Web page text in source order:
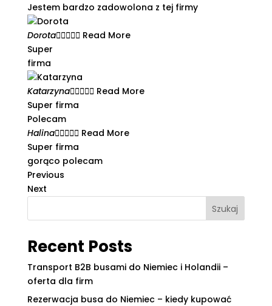
Jestem bardzo zadowolona z tej firmy​
Dorota Read More
Super
firma
Katarzyna Read More
Super firma
Polecam
Halina Read More
Super firma
gorąco polecam
Previous
Next
Szukaj
Recent Posts
Transport B2B busami do Niemiec i Holandii –
oferta dla firm
Rezerwacja busa do Niemiec – kiedy kupować